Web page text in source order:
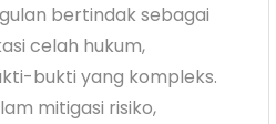
bertindak sebagai
celah hukum,
bukti yang kompleks.
mitigasi risiko,